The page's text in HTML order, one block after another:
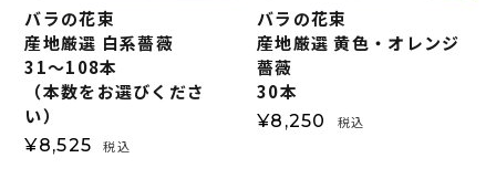
バラの花束
産地厳選 白系薔薇
31～108本
（本数をお選びくださ
い）
¥8,525 税込
バラの花束
産地厳選 黄色・オレンジ
薔薇
30本
¥8,250 税込